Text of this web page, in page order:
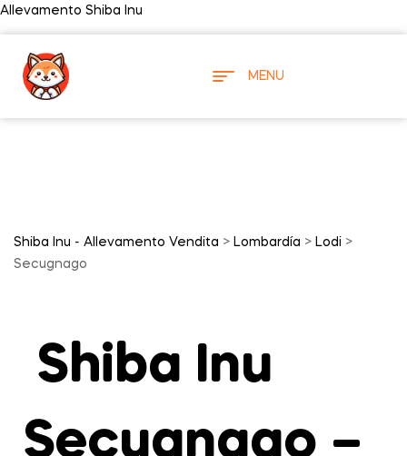
Allevamento Shiba Inu
MENU
Shiba Inu - Allevamento Vendita > Lombardía > Lodi >
Secugnago
Shiba Inu
Secugnago –